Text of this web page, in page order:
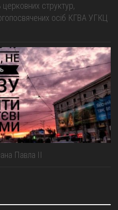
церковних структур,
осіб КГВА УГКЦ
Павла ІІ